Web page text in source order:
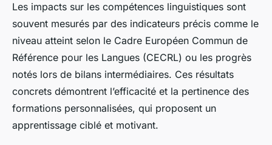
Les impacts sur les compétences linguistiques sont
souvent mesurés par des indicateurs précis comme le
niveau atteint selon le Cadre Européen Commun de
Référence pour les Langues (CECRL) ou les progrès
notés lors de bilans intermédiaires. Ces résultats
concrets démontrent l’efficacité et la pertinence des
formations personnalisées, qui proposent un
apprentissage ciblé et motivant.